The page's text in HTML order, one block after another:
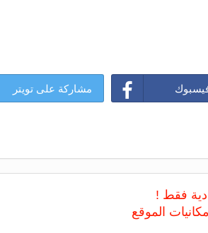
مشاركة على تويتر
فقط !
الموقع